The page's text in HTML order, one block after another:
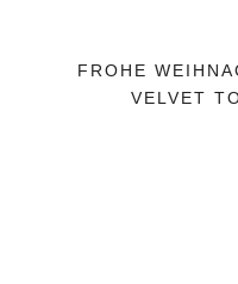
FROHE
VELVET